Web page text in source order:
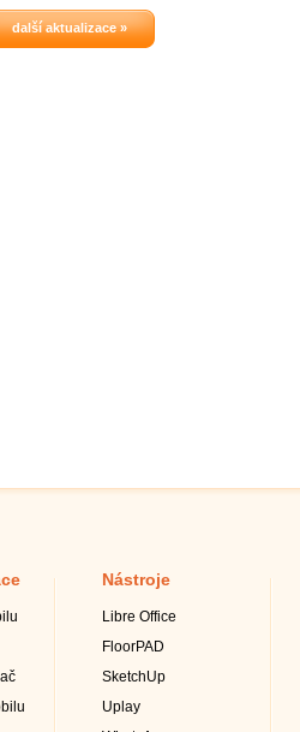
další aktualizace »
Nástroje
Libre Office
FloorPAD
SketchUp
Uplay